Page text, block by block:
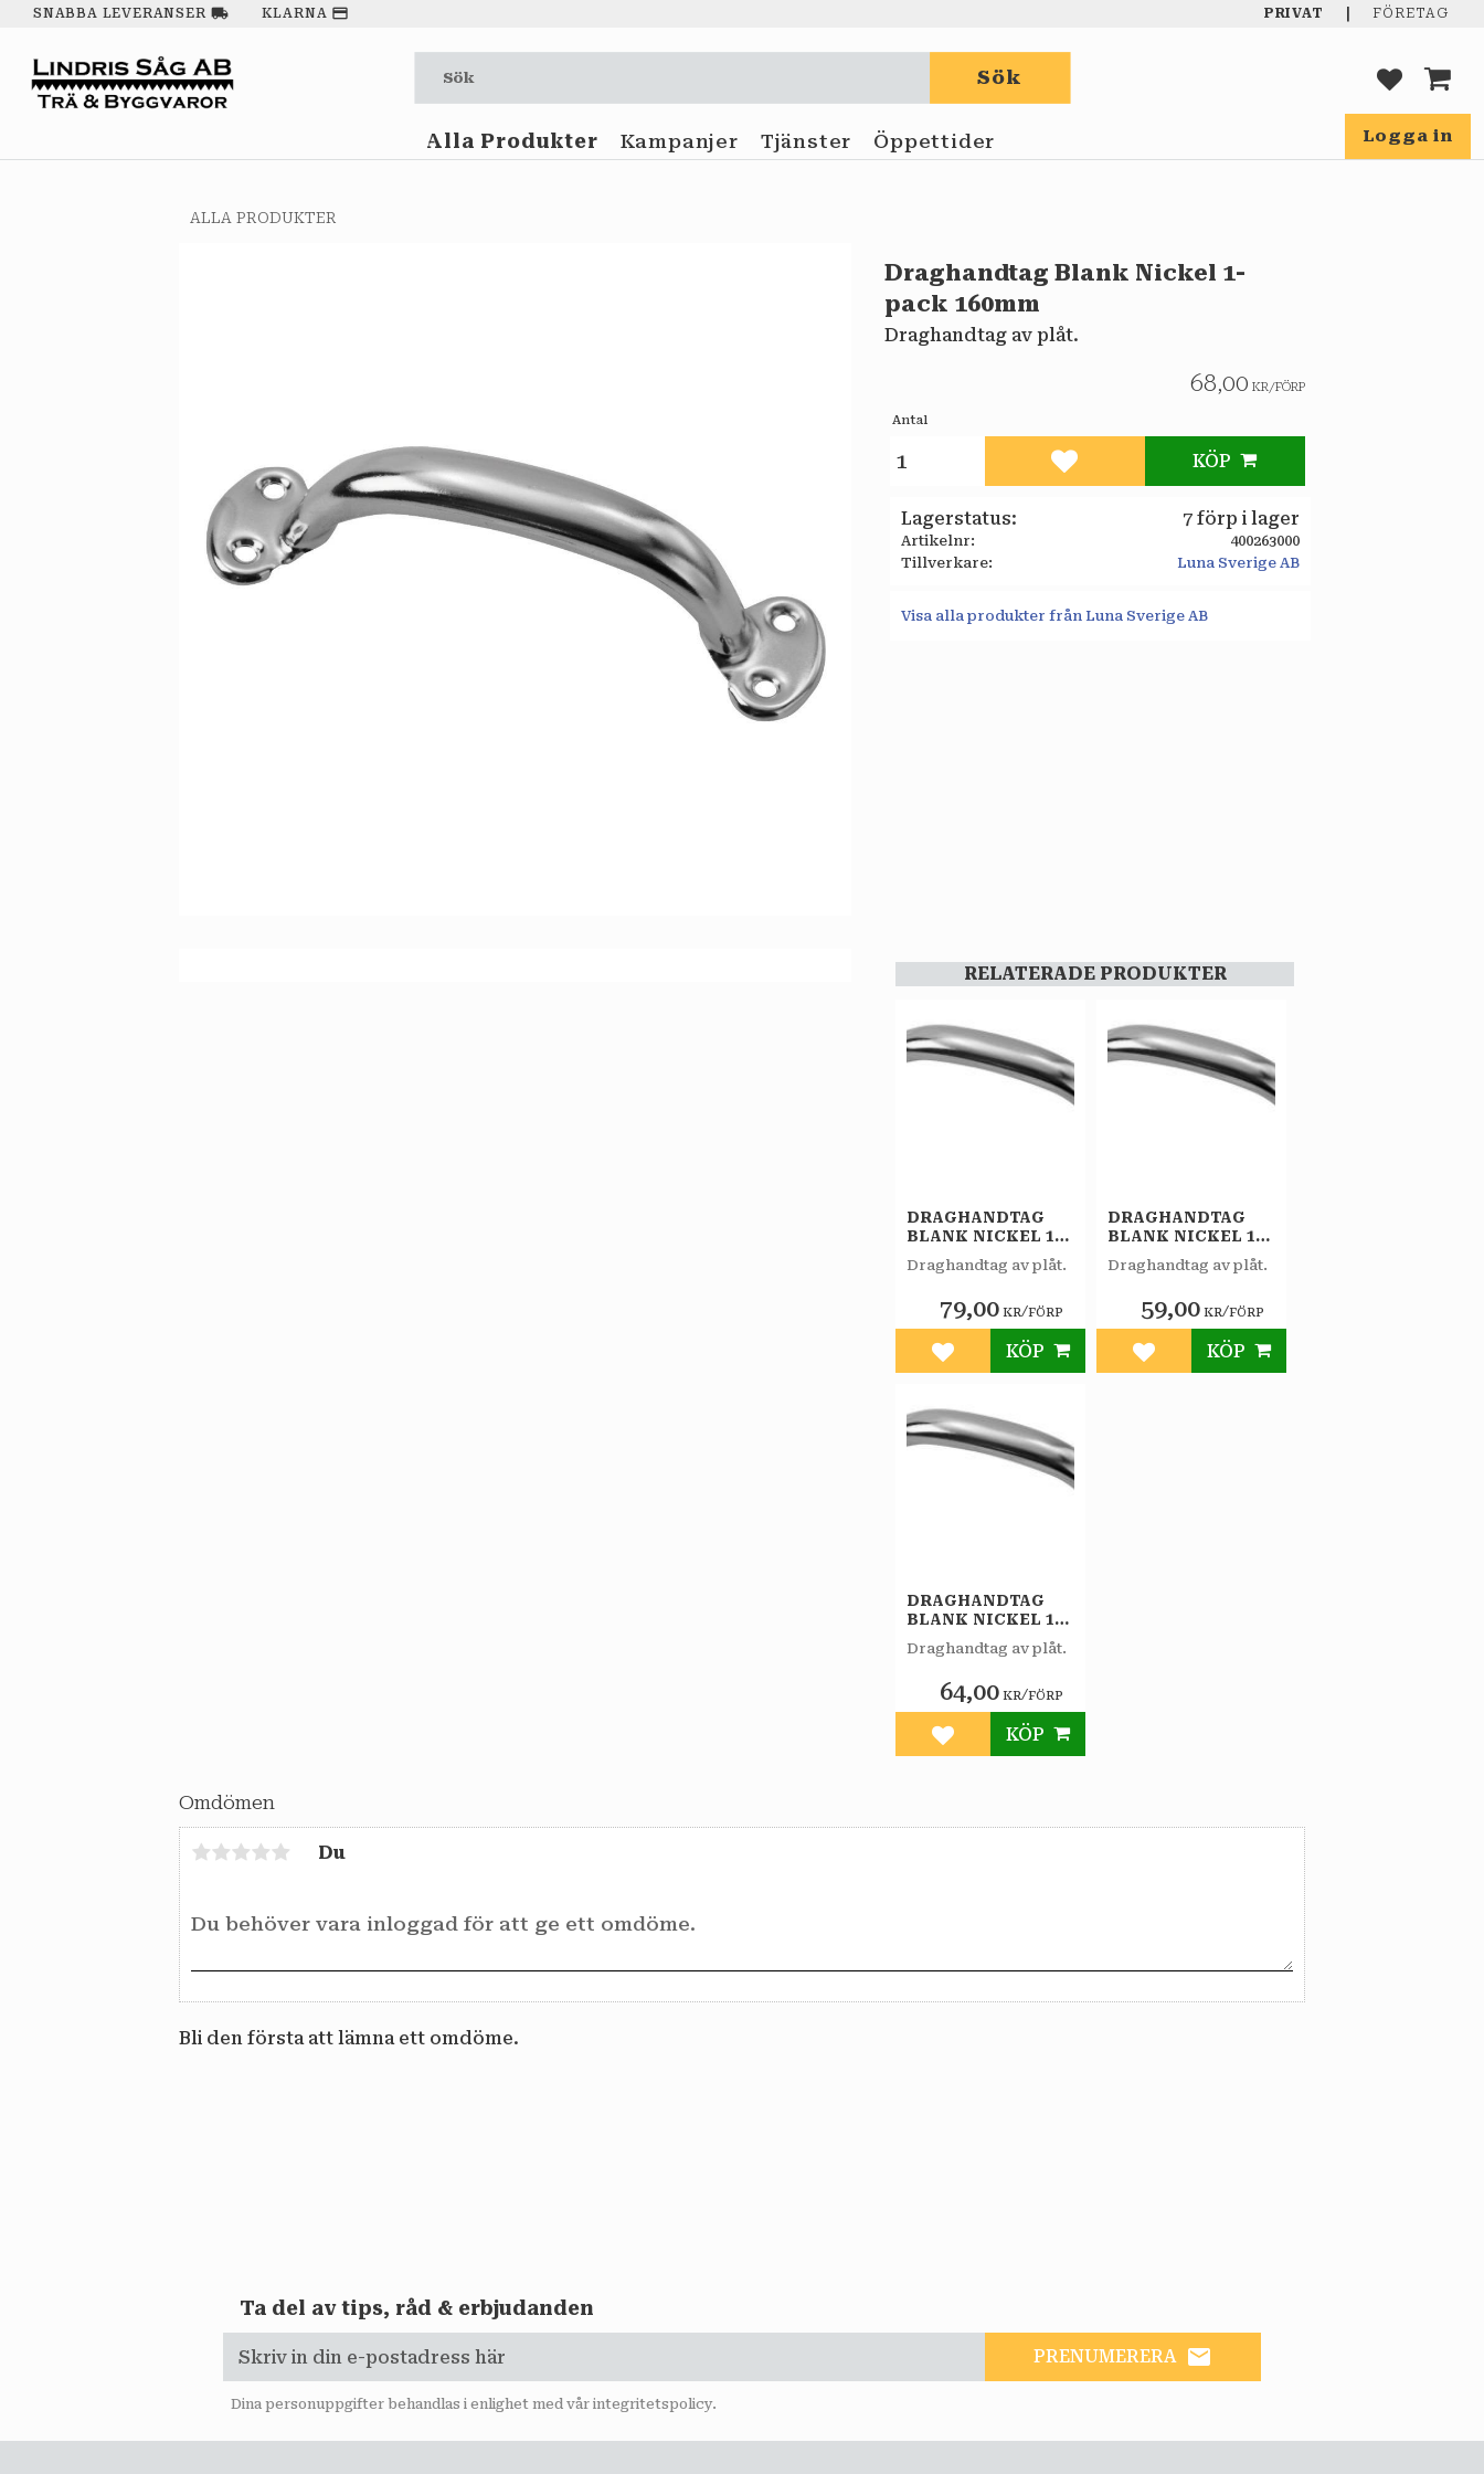
SNABBA LEVERANSER local_shipping KLARNA payment PRIVAT FÖRETAG
Logga in
Sök
Alla Produkter Kampanjer Tjänster Öppettider
ALLA PRODUKTER
Draghandtag Blank Nickel 1-
pack 160mm
Draghandtag av plåt.
68,00 KR/FÖRP
Antal
KÖP
Lägg till i favoriter
Lagerstatus 7 förp i lager
Artikelnr
400263000
Tillverkare
Luna Sverige AB
Visa alla produkter från Luna Sverige AB
Omdömen
Du
Bli den första att lämna ett omdöme.
RELATERADE PRODUKTER
DRAGHANDTAG
BLANK NICKEL 1-
Draghandtag av plåt.
79,00KR/FÖRP
Lägg till i favoriter
KÖP
DRAGHANDTAG
BLANK NICKEL 1-
Draghandtag av plåt.
59,00KR/FÖRP
Lägg till i favoriter
KÖP
DRAGHANDTAG
BLANK NICKEL 1-
PACK 140MM
Draghandtag av plåt.
64,00KR/FÖRP
Lägg till i favoriter
KÖP
Ta del av tips, råd & erbjudanden
PRENUMERERA email
Dina personuppgifter behandlas i enlighet med vår integritetspolicy.